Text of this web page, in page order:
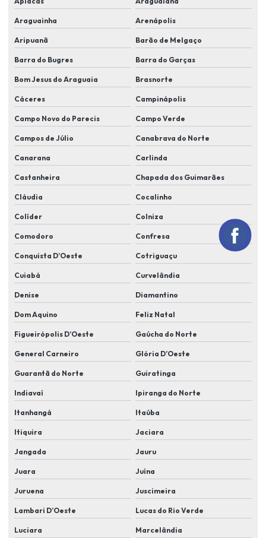
Fornecedor de cameras de segurança
Implementação de sistemas de reconhecimento facial
Instalação de alarme e cameras
Instalação de alarme residencial
Instalação de alarmes comerciais
Instalação de câmera de segurança em lucas do rio verde
Instalação de câmeras e alarmes
Instalação de câmeras alarmes e cerca elétrica
Instalação de câmeras alarmes residenciais
Instalação de câmeras de alta resolução
Instalação de câmeras cftv
Instalação de câmeras em condomínio
Instalação de cameras de segurança
Instalação de câmeras de segurança em condomínios
Instalação de cameras de segurança residencial
Instalação de câmeras de videomonitoramento
Instalação de câmeras wifi
Instalação de cftv
Instalação de controle de acesso
Instalação elétrica alarme residencial
Instalação de eletroímã
Araguainha Arenápolis
Aripuanã Barão de Melgaço
Barra do Bugres Barra do Garças
Bom Jesus do Araguaia Brasnorte
Cáceres Campinápolis
Campo Novo do Parecis Campo Verde
Campos de Júlio Canabrava do Norte
Canarana Carlinda
Castanheira Chapada dos Guimarães
Cláudia Cocalinho
Colíder Colniza
Comodoro Confresa
Conquista D’Oeste Cotriguaçu
Cuiabá Curvelândia
Denise Diamantino
Dom Aquino Feliz Natal
Figueirópolis D’Oeste Gaúcha do Norte
General Carneiro Glória D’Oeste
Guarantã do Norte Guiratinga
Indiavaí Ipiranga do Norte
Itanhangá Itaúba
Itiquira Jaciara
Jangada Jauru
Juara Juína
Juruena Juscimeira
Lambari D’Oeste Lucas do Rio Verde
Luciara Marcelândia